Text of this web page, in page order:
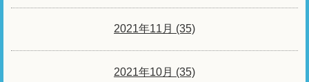
2021年11月 (35)
2021年10月 (35)